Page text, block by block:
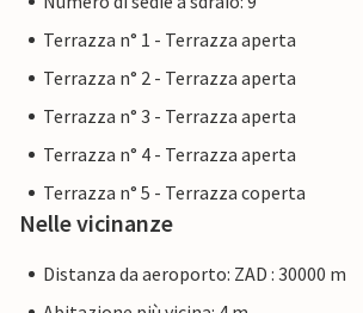
Terrazza n° 1 - Terrazza aperta
Terrazza n° 2 - Terrazza aperta
Terrazza n° 3 - Terrazza aperta
Terrazza n° 4 - Terrazza aperta
Terrazza n° 5 - Terrazza coperta
Nelle vicinanze
Distanza da aeroporto: ZAD : 30000 m